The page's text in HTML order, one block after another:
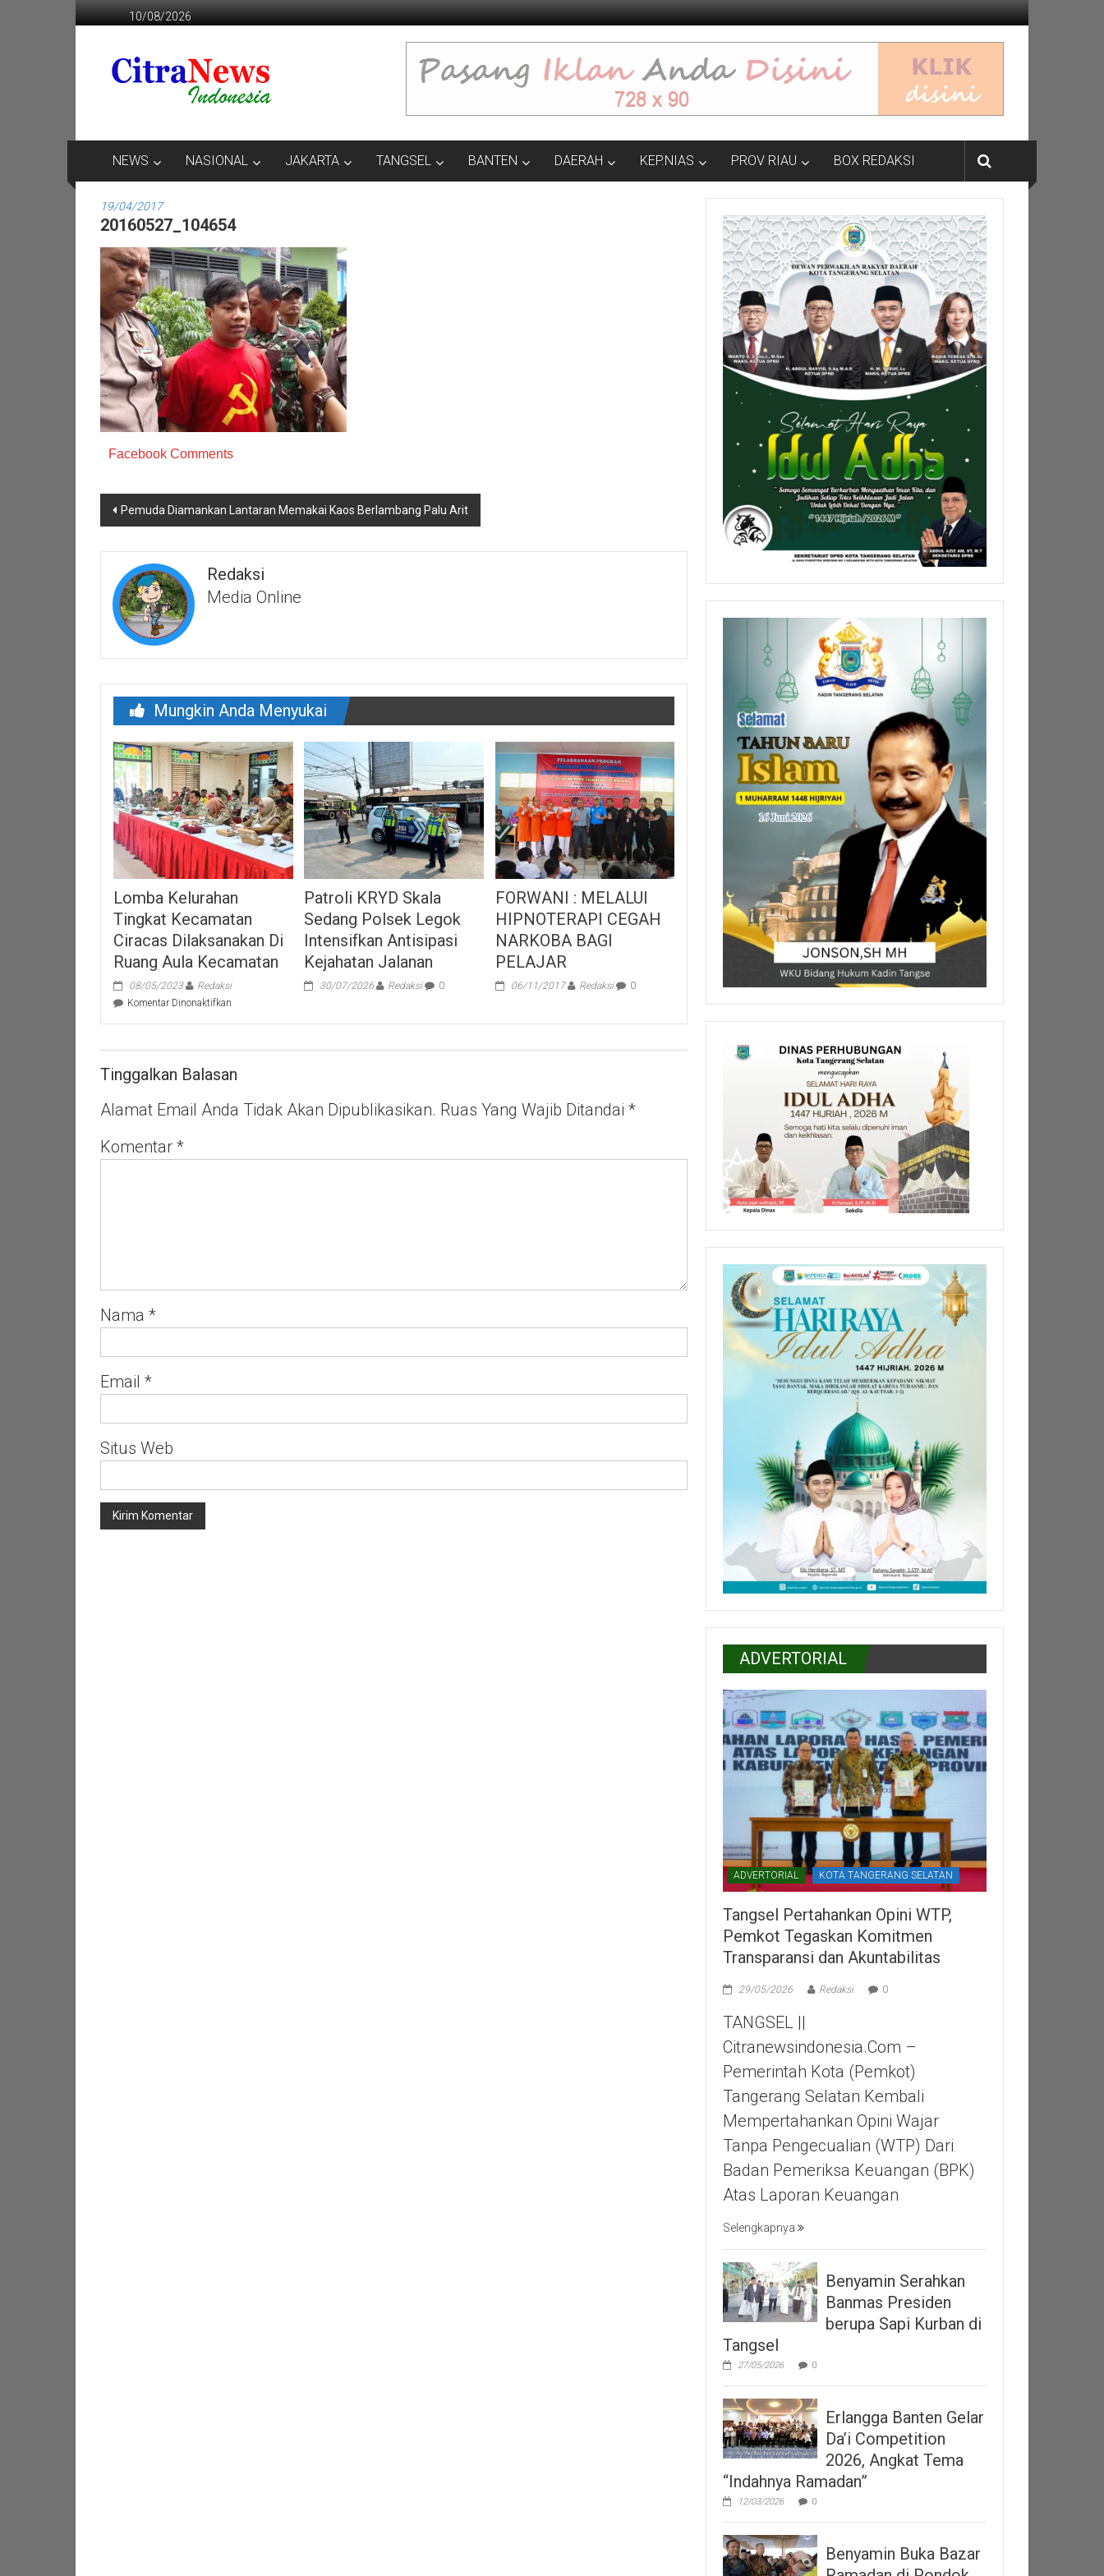
ke
10/08/2026
CITRANEWS
INDONESIA
NEWS NASIONAL JAKARTA TANGSEL BANTEN DAERAH KEP.NIAS PROV RIAU BOX REDAKSI
19/04/2017
20160527_104654
Facebook Comments
Navigasi
pos
Pemuda Diamankan Lantaran Memakai Kaos Berlambang Palu Arit
Redaksi
Media Online
Mungkin Anda Menyukai
Lomba Kelurahan
Tingkat Kecamatan
Ciracas Dilaksanakan Di
Ruang Aula Kecamatan
08/05/2023
Redaksi
Komentar Dinonaktifkan
Ciracas
Di
Patroli KRYD Skala
Sedang Polsek Legok
Intensifkan Antisipasi
Kejahatan Jalanan
30/07/2026 Redaksi 0
FORWANI : MELALUI
HIPNOTERAPI CEGAH
NARKOBA BAGI
PELAJAR
06/11/2017 Redaksi 0
Tinggalkan Balasan
Alamat Email Anda Tidak Akan Dipublikasikan. Ruas Yang Wajib Ditandai *
Komentar *
Nama *
Email *
Situs Web
ADVERTORIAL
ADVERTORIAL KOTA TANGERANG SELATAN
Tangsel Pertahankan Opini WTP,
Pemkot Tegaskan Komitmen
Transparansi dan Akuntabilitas
29/05/2026 Redaksi 0
TANGSEL ||
Citranewsindonesia.com –
Pemerintah Kota (Pemkot)
Tangerang Selatan Kembali
Mempertahankan Opini Wajar
Tanpa Pengecualian (WTP) Dari
Badan Pemeriksa Keuangan (BPK)
Atas Laporan Keuangan
Selengkapnya
Benyamin Serahkan
Banmas Presiden
berupa Sapi Kurban di
Tangsel
27/05/2026 0
Erlangga Banten Gelar
Da’i Competition
2026, Angkat Tema
“Indahnya Ramadan”
12/03/2026 0
Benyamin Buka Bazar